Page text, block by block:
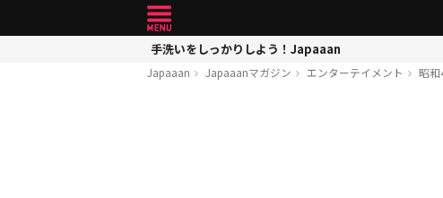
手洗いをしっかりしよう！Japaaan
Japaaan Japaaanマガジン エンターテイメント 昭和